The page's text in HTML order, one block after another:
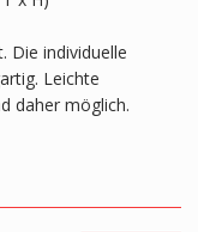
Die individuelle
Leichte
daher möglich.